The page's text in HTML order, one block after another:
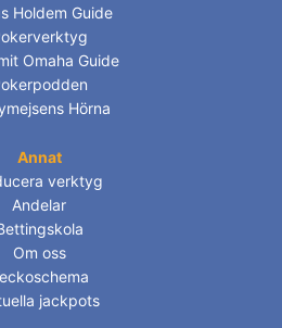
Holdem Guide
Omaha Guide
Hörna
Annat
verktyg
Andelar
Om oss
jackpots